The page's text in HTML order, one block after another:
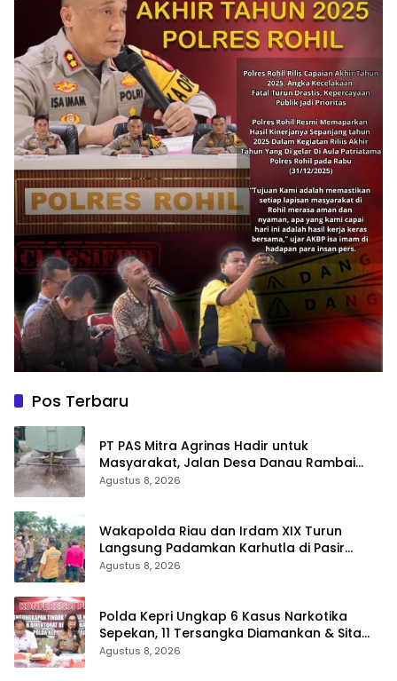
Pos Terbaru
‎PT PAS Mitra Agrinas Hadir untuk
Masyarakat, Jalan Desa Danau Rambai
Dirawat dan Disiram
Agustus 8, 2026
Wakapolda Riau dan Irdam XIX Turun
Langsung Padamkan Karhutla di Pasir
Limau Kapas Rohil
Agustus 8, 2026
Polda Kepri Ungkap 6 Kasus Narkotika
Sepekan, 11 Tersangka Diamankan & Sita
402 Gram Sabu
Agustus 8, 2026